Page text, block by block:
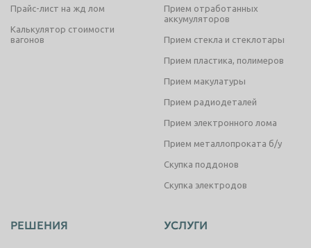
Улан-Удэ
Ульяновск Уссурийск
Хабаровск
Шахты
Энгельс
Якутск
Прайс-лист на жд лом
Калькулятор стоимости
вагонов
Прием отработанных
аккумуляторов
Прием стекла и стеклотары
Прием пластика, полимеров
Прием макулатуры
Прием радиодеталей
Прием электронного лома
Прием металлопроката б/у
Скупка поддонов
Скупка электродов
РЕШЕНИЯ УСЛУГИ